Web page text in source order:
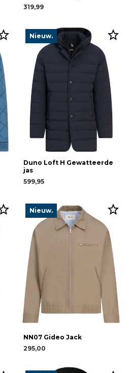
319,99
Nieuw.
Duno Loft H Gewatteerde
jas
599,95
Nieuw.
NN07 Gideo Jack
295,00